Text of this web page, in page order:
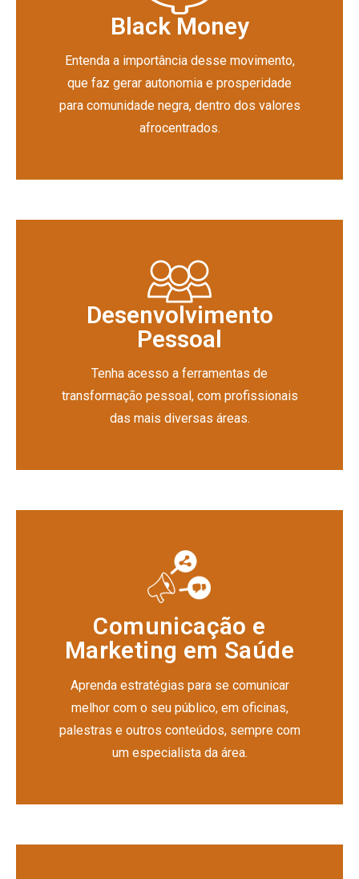
Black Money
Entenda a importância desse movimento,
que faz gerar autonomia e prosperidade
para comunidade negra, dentro dos valores
afrocentrados.
Desenvolvimento
Pessoal
Tenha acesso a ferramentas de
transformação pessoal, com profissionais
das mais diversas áreas.
Comunicação e
Marketing em Saúde
Aprenda estratégias para se comunicar
melhor com o seu público, em oficinas,
palestras e outros conteúdos, sempre com
um especialista da área.